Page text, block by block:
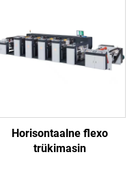
Horisontaalne flexo
trükimasin